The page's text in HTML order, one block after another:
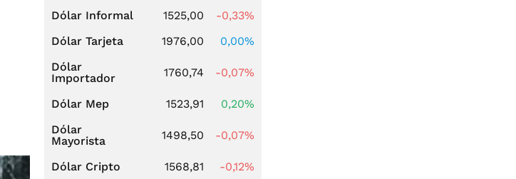
Dólar Informal
1525,00
-0,33%
Dólar Tarjeta
1976,00
0,00%
Dólar
Importador
1760,74 -0,07%
Dólar Mep 1523,91
0,20%
Dólar
Mayorista
1498,50 -0,07%
Dólar Cripto 1568,81
-0,12%